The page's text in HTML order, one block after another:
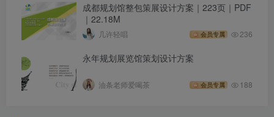
成都规划馆整包策展设计方案｜223页｜PDF
｜22.18M
几许轻唱 会员专属 236
永年规划展览馆策划设计方案
油条老师爱喝茶 会员专属 188